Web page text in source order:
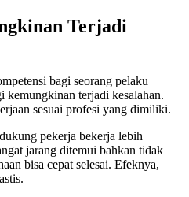
Terjadi
bagi seorang pelaku
kemungkinan terjadi kesalahan.
sesuai profesi yang dimiliki.
pekerja bekerja lebih
jarang ditemui bahkan tidak
bisa cepat selesai. Efeknya,